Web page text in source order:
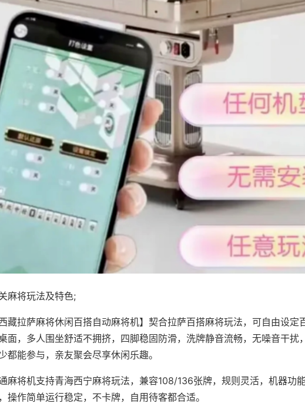
麻将玩法及特色;
西藏拉萨麻将休闲百搭自动麻将机】契合拉萨百搭麻将玩法，可自由设定
面，多人围坐舒适不拥挤，四脚稳固防滑，洗牌静音流畅，无噪音干扰
都能参与，亲友聚会尽享休闲乐趣。
麻将机支持青海西宁麻将玩法，兼容108/136张牌，规则灵活，机器功
操作简单运行稳定，不卡牌，自用待客都合适。